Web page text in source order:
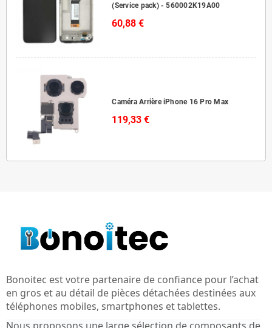
(Service pack) - 560002K19A00
60,88 €
Caméra Arrière iPhone 16 Pro Max
119,33 €
Bonoitec est votre partenaire de confiance pour l’achat
en gros et au détail de pièces détachées destinées aux
téléphones mobiles, smartphones et tablettes.
Nous proposons une large sélection de composants de